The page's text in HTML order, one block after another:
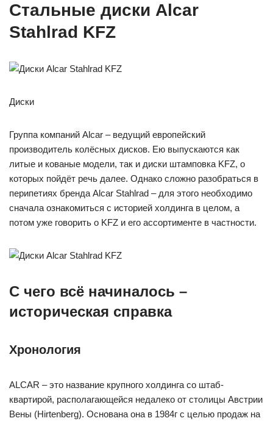
Стальные диски Alcar
Stahlrad KFZ
Диски
Группа компаний Alcar – ведущий европейский
производитель колёсных дисков. Ею выпускаются как
литые и кованые модели, так и диски штамповка KFZ, о
которых пойдёт речь далее. Однако сложно разобраться в
перипетиях бренда Alcar Stahlrad – для этого необходимо
сначала ознакомиться с историей холдинга в целом, а
потом уже говорить о KFZ и его ассортименте в частности.
С чего всё начиналось –
историческая справка
Хронология
ALCAR – это название крупного холдинга со штаб-
квартирой, располагающейся недалеко от столицы Австрии
Вены (Hirtenberg). Основана она в 1984г с целью продаж на